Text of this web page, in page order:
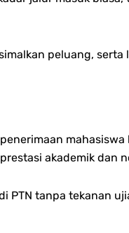
peluang,
akademik dan
tanpa tekanan